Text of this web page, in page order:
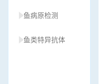
鱼病原检测
鱼类特异抗体